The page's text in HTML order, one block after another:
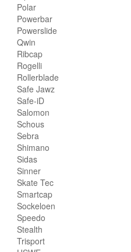
Polar
Powerbar
Powerslide
Qwin
Ribcap
Rogelli
Rollerblade
Safe Jawz
Safe-iD
Salomon
Schous
Sebra
Shimano
Sidas
Sinner
Skate Tec
Smartcap
Sockeloen
Speedo
Stealth
Trisport